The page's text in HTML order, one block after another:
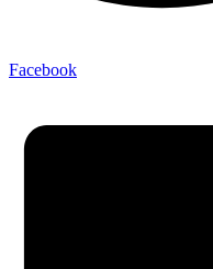
Facebook